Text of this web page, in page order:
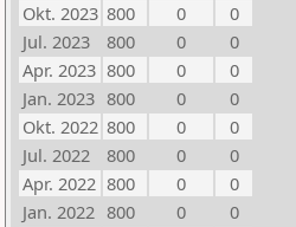
Okt. 2023 800 0
0
Jul. 2023
800 0
0
Apr. 2023 800 0
0
Jan. 2023 800 0
0
Okt. 2022 800 0
0
Jul. 2022
800 0
0
Apr. 2022 800 0
0
Jan. 2022 800 0
0